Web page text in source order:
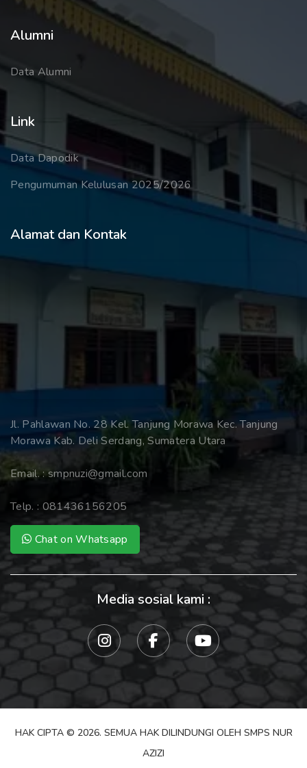
Alumni
Data Alumni
Link
Data Dapodik
Pengumuman Kelulusan 2025/2026
Alamat dan Kontak
Jl. Pahlawan No. 28 Kel. Tanjung Morawa Kec. Tanjung
Morawa Kab. Deli Serdang, Sumatera Utara
Email. :smpnuzi@gmail.com
Telp. : 081436156205
Chat on Whatsapp
Media sosial kami :
HAK CIPTA © 2026. SEMUA HAK DILINDUNGI OLEH SMPS NUR
AZIZI